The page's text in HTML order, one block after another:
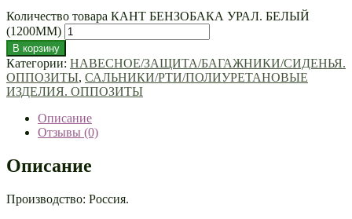
Количество товара КАНТ БЕНЗОБАКА УРАЛ. БЕЛЫЙ
(1200ММ)
В корзину
Категории: НАВЕСНОЕ/ЗАЩИТА/БАГАЖНИКИ/СИДЕНЬЯ.
ОППОЗИТЫ, САЛЬНИКИ/РТИ/ПОЛИУРЕТАНОВЫЕ
ИЗДЕЛИЯ. ОППОЗИТЫ
Описание
Отзывы (0)
Описание
Производство: Россия.